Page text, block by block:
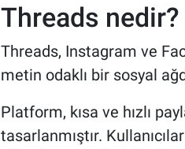
Threads nedir?
Threads, Instagram ve
metin odaklı bir sosyal
Platform, kısa ve hızlı
tasarlanmıştır.